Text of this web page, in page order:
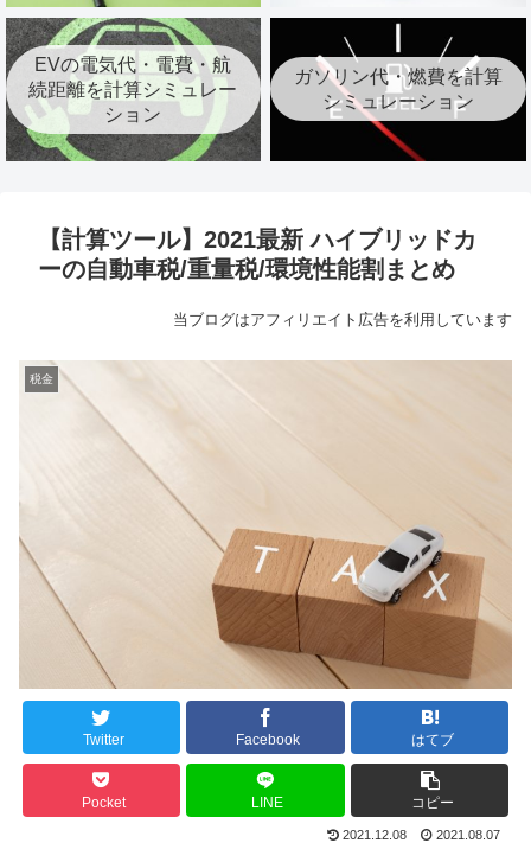
EVの電気代・電費・航
続距離を計算シミュレー
ション
ガソリン代・燃費を計算
シミュレーション
【計算ツール】2021最新 ハイブリッドカ
ーの自動車税/重量税/環境性能割まとめ
当ブログはアフィリエイト広告を利用しています
税金
Twitter Facebook はてブ
Pocket LINE コピー
2021.12.08 2021.08.07